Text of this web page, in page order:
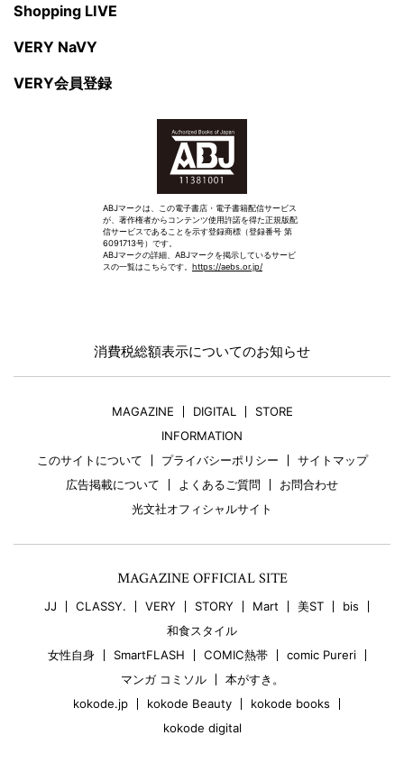
Shopping LIVE
VERY NaVY
VERY会員登録
ABJマークは、この電子書店・電子書籍配信サービス
が、著作権者からコンテンツ使用許諾を得た正規版配
信サービスであることを示す登録商標（登録番号 第
6091713号）です。
ABJマークの詳細、ABJマークを掲示しているサービ
スの一覧はこちらです。 https://aebs.or.jp/
消費税総額表示についてのお知らせ
MAGAZINE DIGITAL
STORE
INFORMATION
このサイトについて
プライバシーポリシー
サイトマップ
広告掲載について
よくあるご質問
お問合わせ
光文社オフィシャルサイト
MAGAZINE OFFICIAL SITE
JJ CLASSY. VERY STORY Mart 美ST
bis
和食スタイル
女性自身
SmartFLASH COMIC熱帯
comic Pureri
マンガ コミソル
本がすき。
kokode.jp
kokode Beauty
kokode books
kokode digital